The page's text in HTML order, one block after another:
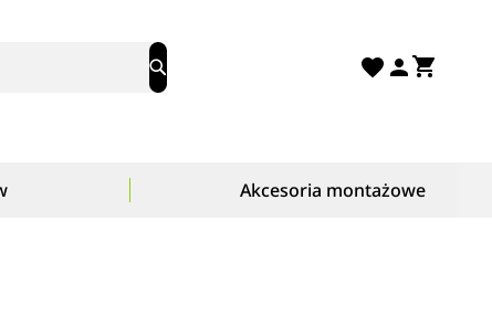
Search
Mój
Akcesoria montażowe